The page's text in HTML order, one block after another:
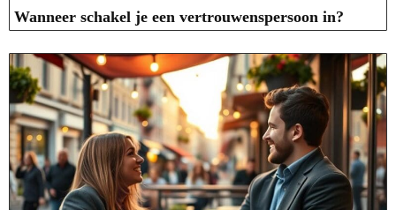
Wanneer schakel je een vertrouwenspersoon in?